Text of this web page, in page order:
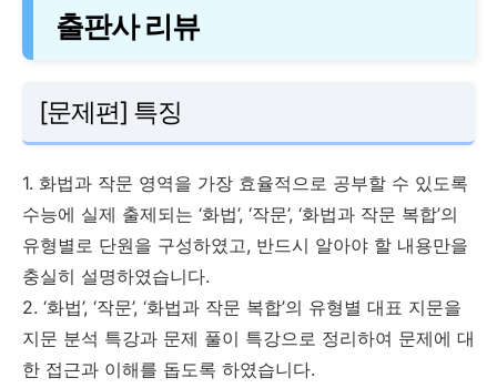
출판사 리뷰
[문제편] 특징
1. 화법과 작문 영역을 가장 효율적으로 공부할 수 있도록
수능에 실제 출제되는 ‘화법’, ‘작문’, ‘화법과 작문 복합’의
유형별로 단원을 구성하였고, 반드시 알아야 할 내용만을
충실히 설명하였습니다.
2. ‘화법’, ‘작문’, ‘화법과 작문 복합’의 유형별 대표 지문을
지문 분석 특강과 문제 풀이 특강으로 정리하여 문제에 대
한 접근과 이해를 돕도록 하였습니다.